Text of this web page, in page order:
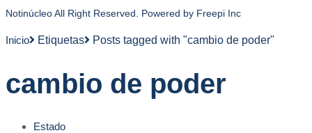
Notinúcleo All Right Reserved. Powered by Freepi Inc
Inicio Etiquetas Posts tagged with "cambio de poder"
cambio de poder
Estado